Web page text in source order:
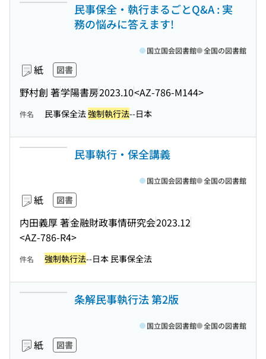
民事保全・執行まるごとQ&A : 実
務の悩みに答えます!
紙 図書
野村創 著学陽書房2023.10<AZ-786-M144>
国立国会図書館 全国の図書館
件名 民事保全法強制執行法--日本
民事執行・保全講義
紙 図書
内田義厚 著金融財政事情研究会2023.12
<AZ-786-R4>
国立国会図書館 全国の図書館
件名 強制執行法--日本 民事保全法
条解民事執行法 第2版
紙 図書
国立国会図書館 全国の図書館